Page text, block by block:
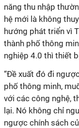
năng thu nhập
hệ mới là không
hướng phát triển vì
thành phố thông
nghiệp 4.0 thì thiết
“Đề xuất đó đi
phố thông minh,
với các công nghệ,
lại. Nó không chỉ
ngược chính sách